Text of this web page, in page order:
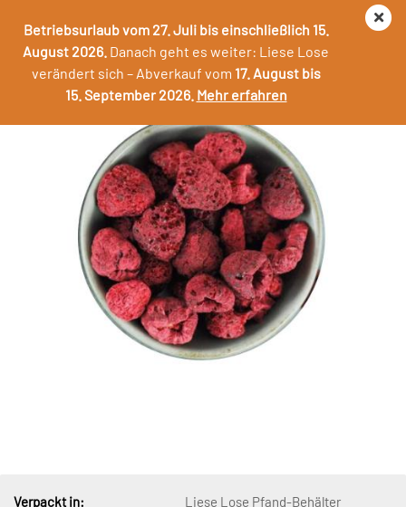
Betriebsurlaub vom 27. Juli bis einschließlich 15.
August 2026. Danach geht es weiter: Liese Lose
verändert sich – Abverkauf vom 17. August bis
15. September 2026. Mehr erfahren
Himbeeren gefriergetrocknet
Verpackt in:
Liese Lose Pfand-Behälter